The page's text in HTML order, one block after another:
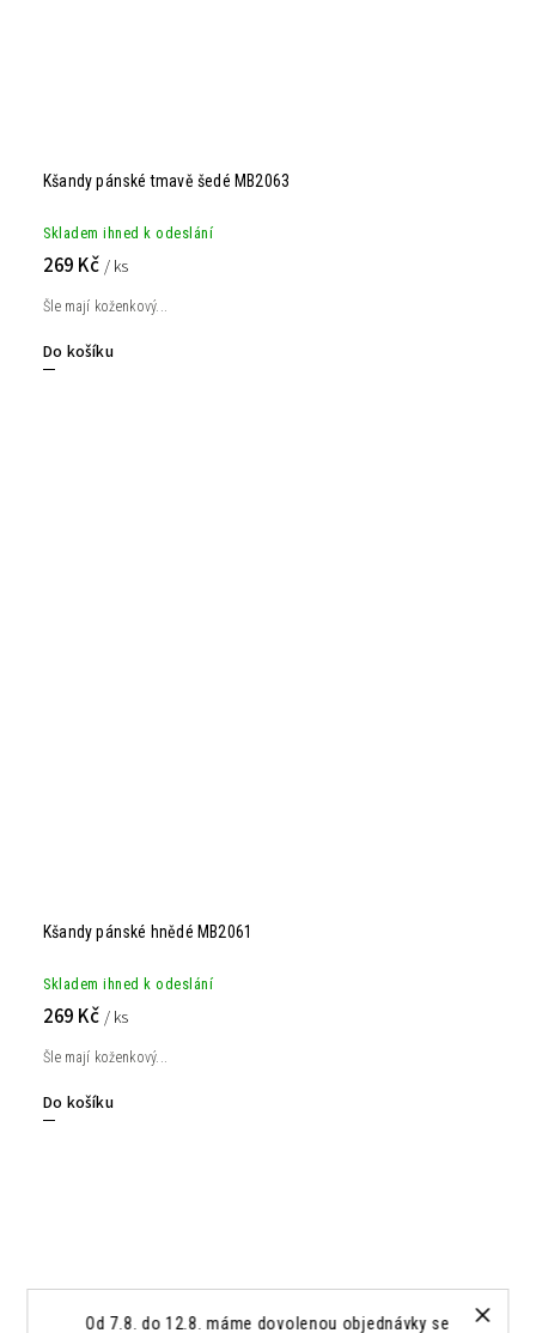
Od 7.8. do 12.8. máme dovolenou objednávky se
Kšandy pánské tmavě šedé MB2063
Skladem ihned k odeslání
269 Kč / ks
Do košíku
Šle mají koženkový...
Kšandy pánské hnědé MB2061
Skladem ihned k odeslání
269 Kč / ks
Do košíku
Šle mají koženkový...